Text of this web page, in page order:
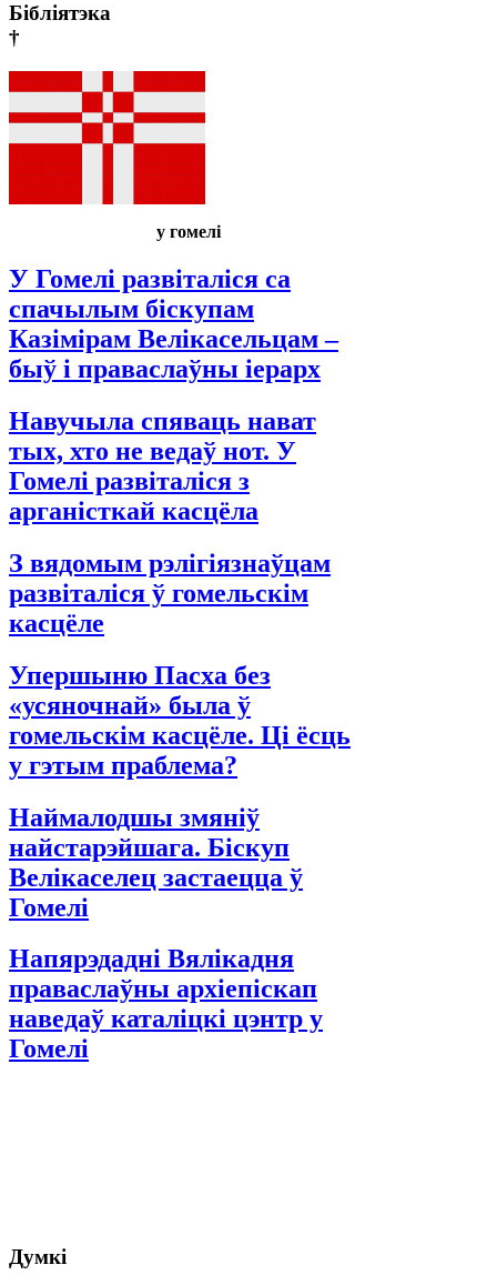
Бібліятэка
†
у гомелі
У Гомелі развіталіся са
спачылым біскупам
Казімірам Велікасельцам –
быў і праваслаўны іерарх
Навучыла спяваць нават
тых, хто не ведаў нот. У
Гомелі развіталіся з
арганісткай касцёла
З вядомым рэлігіязнаўцам
развіталіся ў гомельскім
касцёле
Упершыню Пасха без
«усяночнай» была ў
гомельскім касцёле. Ці ёсць
у гэтым праблема?
Наймалодшы змяніў
найстарэйшага. Біскуп
Велікаселец застаецца ў
Гомелі
Напярэдадні Вялікадня
праваслаўны архіепіскап
наведаў каталіцкі цэнтр у
Гомелі
Думкі